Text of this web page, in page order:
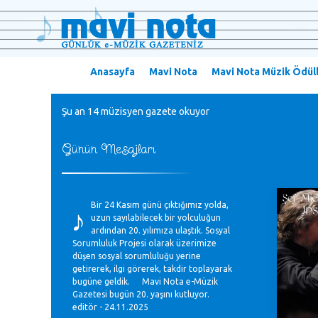
Anasayfa Mavi Nota Mavi Nota Müzik
Şu an 14 müzisyen gazete okuyor
Günün Mesajları
♪
Bir 24 Kasım günü çıktığımız yolda,
uzun sayılabilecek bir yolculuğun
ardından 20. yılımıza ulaştık. Sosyal
Sorumluluk Projesi olarak üzerimize
düşen sosyal sorumluluğu yerine
getirerek, ilgi görerek, takdir toplayarak
bugüne geldik. Mavi Nota e-Müzik
Gazetesi bugün 20. yaşını kutluyor.
editör - 24.11.2025